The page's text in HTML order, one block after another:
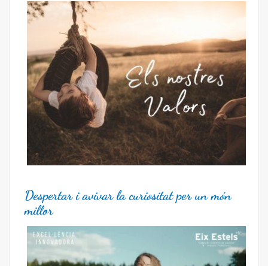
Despertar i avivar la curiositat per un món
millor